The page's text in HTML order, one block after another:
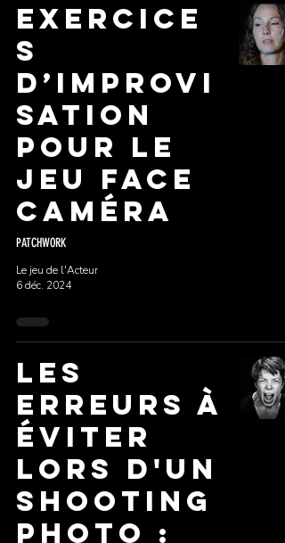
Exercice
s
d’improvi
sation
pour le
jeu face
caméra
PATCHWORK
Le jeu de l'Acteur
6 déc. 2024
Les
erreurs à
éviter
lors d'un
shooting
photo :